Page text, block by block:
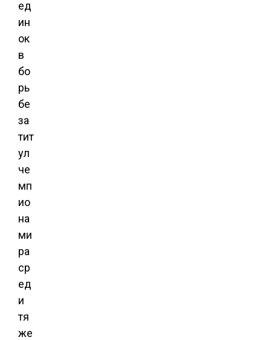
ед
ин
ок
в
бо
рь
бе
за
тит
ул
че
мп
ио
на
ми
ра
ср
ед
и
тя
же